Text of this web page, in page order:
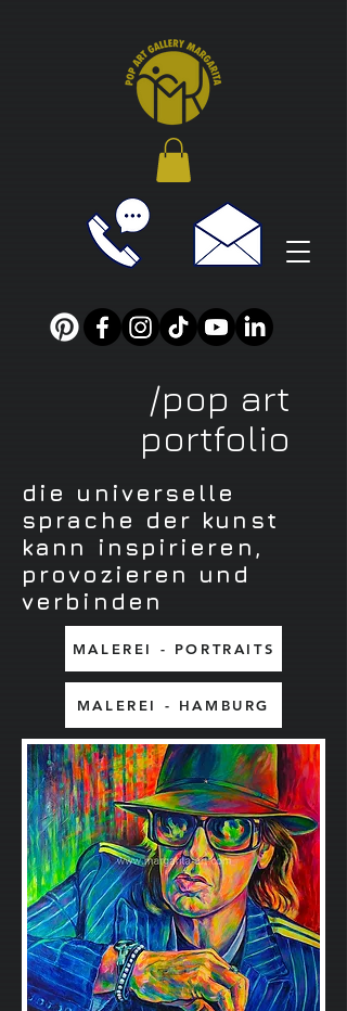
/pop art
portfolio
die universelle
sprache der kunst
kann inspirieren,
provozieren und
verbinden
MALEREI - PORTRAITS
MALEREI - HAMBURG